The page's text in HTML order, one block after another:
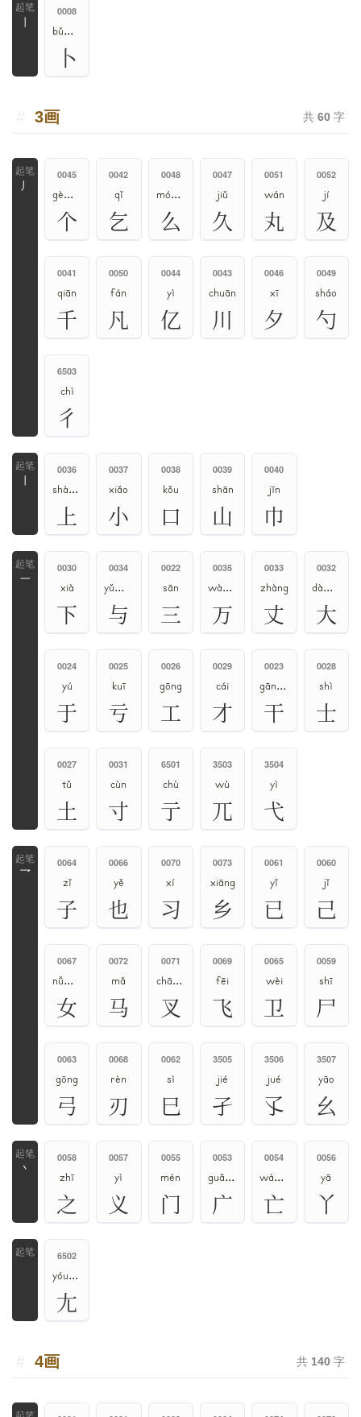
0008
bǔ、bo
卜
3画 共 60 字
丿
0045
gè、gě
个
0042
qǐ
乞
0048
mó、ma、me、yāo
么
0047
jiǔ
久
0051
wán
丸
0052
jí
及
0041
qiān
千
0050
fán
凡
0044
yì
亿
0043
chuān
川
0046
xī
夕
0049
sháo
勺
6503
chì
彳
0036
shàng、shǎng
上
0037
xiǎo
小
0038
kǒu
口
0039
shān
山
0040
jīn
巾
一
0030
xià
下
0034
yǔ、yù、yú
与
0022
sān
三
0035
wàn、mò
万
0033
zhàng
丈
0032
dà、dài、tài
大
0024
yú
于
0025
kuī
亏
0026
gōng
工
0029
cái
才
0023
gān、gàn
干
0028
shì
士
0027
tǔ
土
0031
cùn
寸
6501
chù
亍
3503
wù
兀
3504
yì
弋
乛
0064
zǐ
子
0066
yě
也
0070
xí
习
0073
xiāng
乡
0061
yǐ
已
0060
jǐ
己
0067
nǚ、rǔ
女
0072
mǎ
马
0071
chā、chá、chǎ
叉
0069
fēi
飞
0065
wèi
卫
0059
shī
尸
0063
gōng
弓
0068
rèn
刃
0062
sì
巳
3505
jié
孑
3506
jué
孓
3507
yāo
幺
丶
0058
zhī
之
0057
yì
义
0055
mén
门
0053
guǎng、ān、yǎn
广
0054
wáng、wú
亡
0056
yā
丫
6502
yóu、wāng
尢
4画 共 140 字